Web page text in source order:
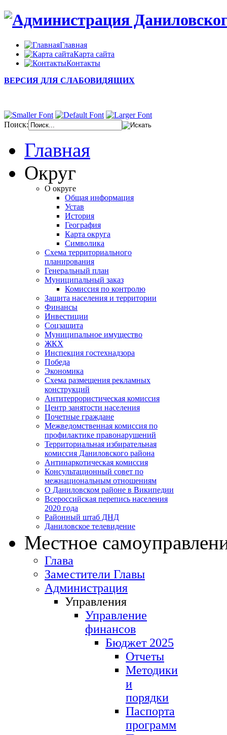
Главная
Карта сайта
Контакты
ВЕРСИЯ ДЛЯ СЛАБОВИДЯЩИХ
Поиск:
Главная
Округ
О округе
Общая информация
Устав
История
География
Карта округа
Символика
Схема территориального
планирования
Генеральный план
Муниципальный заказ
Комиссия по контролю
Защита населения и территории
Финансы
Инвестиции
Соцзащита
Муниципальное имущество
ЖКХ
Инспекция гостехнадзора
Победа
Экономика
Схема размещения рекламных
конструкций
Антитеррористическая комиссия
Центр занятости населения
Почетные граждане
Межведомственная комиссия по
профилактике правонарушений
Территориальная избирательная
комиссия Даниловского района
Антинаркотическая комиссия
Консультационный совет по
межнациональным отношениям
О Даниловском районе в Википедии
Всероссийская перепись населения
2020 года
Районный штаб ДНД
Даниловское телевидение
Местное
Глава
Заместители Главы
Администрация
Управления
Управление
финансов
Бюджет 2025
Отчеты
Методики
и
порядки
Паспорта
программ